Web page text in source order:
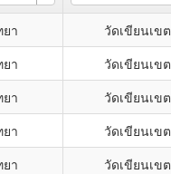
า วัดเขียนเขต
า วัดเขียนเขต
า วัดเขียนเขต
า วัดเขียนเขต
า วัดเขียนเขต